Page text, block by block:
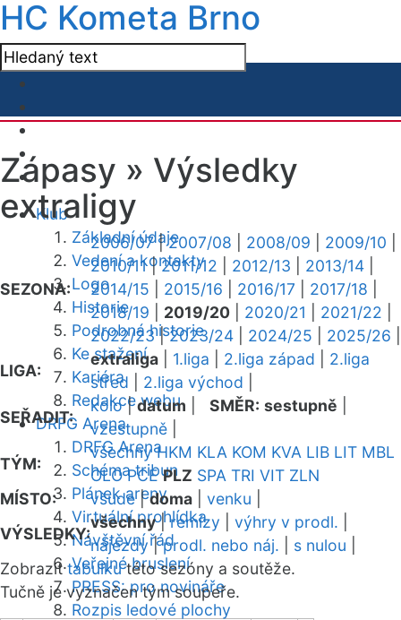
HC Kometa Brno
Klub
Základní údaje
Vedení a kontakty
Logo
Historie
Podrobná historie
Ke stažení
Kariéra
Redakce webu
DRFG Arena
DRFG Arena
Schéma tribun
Plánek areny
Virtuální prohlídka
Návštěvní řád
Veřejné bruslení
PRESS: pro novináře
Rozpis ledové plochy
Zápasy » Výsledky
extraligy
SEZONA:
2006/07|2007/08 2008/09 2009/10
2010/11|2011/12 2012/13 2013/14
2014/15
2015/16 2016/17 2017/18
2018/19
2019/20 2020/21 2021/22
2022/23|2023/24 2024/25 2025/26
LIGA:
extraliga 1.liga 2.liga západ
2.liga
střed
2.liga východ
SEŘADIT:
kolo|datum SMĚR: sestupně
vzestupně
TÝM:
všechny HKM KLA KOM KVA LIB LIT MBL
OLO PCE PLZ SPA TRI VIT ZLN
MÍSTO:
všude|doma venku
VÝSLEDKY:
všechny|remízy výhry v prodl.
nájezdy|prodl. nebo náj. s nulou
Zobrazittabulkutéto sezóny a soutěže.
Tučně je vyznačen tým soupeře.